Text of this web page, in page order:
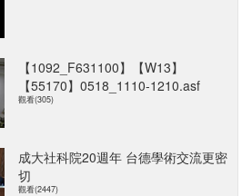
【1092_F631100】【W13】
【55170】0518_1110-1210.asf
觀看(305)
成大社科院20週年 台德學術交流更密
切
觀看(2447)